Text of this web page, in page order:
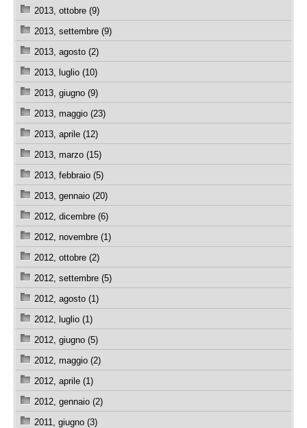
2013, ottobre (9)
2013, settembre (9)
2013, agosto (2)
2013, luglio (10)
2013, giugno (9)
2013, maggio (23)
2013, aprile (12)
2013, marzo (15)
2013, febbraio (5)
2013, gennaio (20)
2012, dicembre (6)
2012, novembre (1)
2012, ottobre (2)
2012, settembre (5)
2012, agosto (1)
2012, luglio (1)
2012, giugno (5)
2012, maggio (2)
2012, aprile (1)
2012, gennaio (2)
2011, giugno (3)